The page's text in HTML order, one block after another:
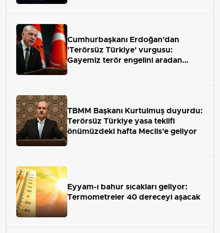
Cumhurbaşkanı Erdoğan'dan
'Terörsüz Türkiye' vurgusu:
Gayemiz terör engelini aradan
TBMM Başkanı Kurtulmuş duyurdu:
Terörsüz Türkiye yasa teklifi
önümüzdeki hafta Meclis'e geliyor
Eyyam-ı bahur sıcakları geliyor:
Termometreler 40 dereceyi aşacak